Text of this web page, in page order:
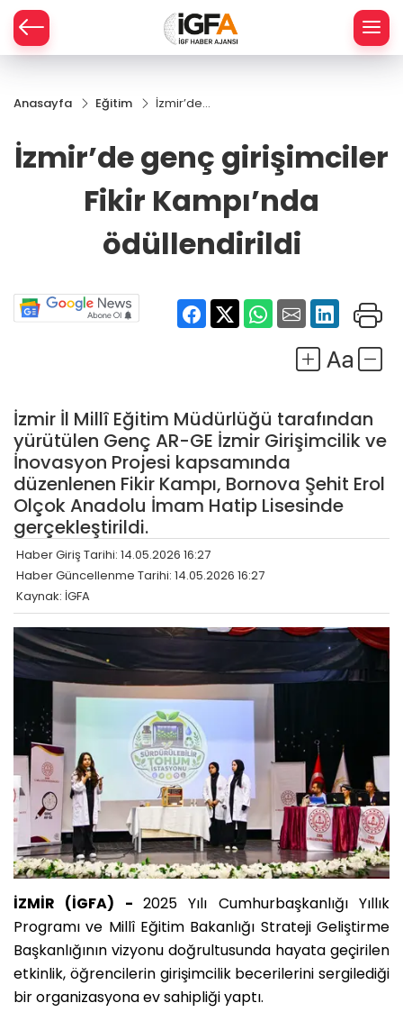
Anasayfa Eğitim
İzmir’de
Fikir
Kampı’nda
ödüllendirildi
İzmir’de genç girişimciler
Fikir Kampı’nda
ödüllendirildi
İzmir İl Millî Eğitim Müdürlüğü tarafından
yürütülen Genç AR-GE İzmir Girişimcilik ve
İnovasyon Projesi kapsamında
düzenlenen Fikir Kampı, Bornova Şehit Erol
Olçok Anadolu İmam Hatip Lisesinde
gerçekleştirildi.
Haber Giriş Tarihi: 14.05.2026 16:27
Haber Güncellenme Tarihi: 14.05.2026 16:27
Kaynak: İGFA
İZMİR (İGFA) - 2025 Yılı Cumhurbaşkanlığı Yıllık
Programı ve Millî Eğitim Bakanlığı Strateji Geliştirme
Başkanlığının vizyonu doğrultusunda hayata geçirilen
etkinlik, öğrencilerin girişimcilik becerilerini sergilediği
bir organizasyona ev sahipliği yaptı.